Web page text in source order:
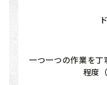
一つ一つの作業を
程度